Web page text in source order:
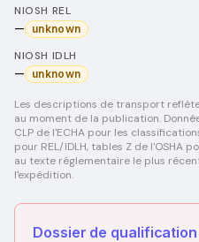
NIOSH REL
— unknown
NIOSH IDLH
— unknown
Les descriptions de transport
au moment de la publication.
CLP de l'ECHA pour les
pour REL/IDLH, tables Z de l'OSHA
au texte réglementaire le plus
l'expédition.
Dossier de